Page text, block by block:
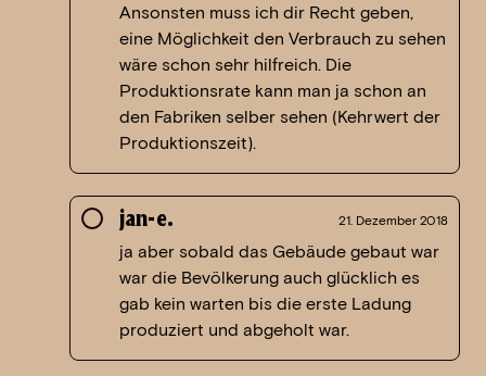
Ansonsten muss ich dir Recht geben,
eine Möglichkeit den Verbrauch zu sehen
wäre schon sehr hilfreich. Die
Produktionsrate kann man ja schon an
den Fabriken selber sehen (Kehrwert der
Produktionszeit).
jan-e. 21. Dezember 2018
ja aber sobald das Gebäude gebaut war
war die Bevölkerung auch glücklich es
gab kein warten bis die erste Ladung
produziert und abgeholt war.